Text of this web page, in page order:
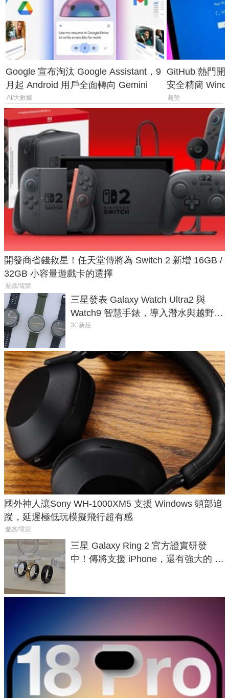
Google 宣布淘汰 Google Assistant，9
月起 Android 用戶全面轉向 Gemini
AI/大數據
GitHub 熱門開
安全精簡
後台追蹤
趨勢
開發商省錢救星！任天堂傳將為 Switch 2 新增 16GB /
32GB 小容量遊戲卡的選擇
遊戲/電競
三星發表 Galaxy Watch Ultra2 與
Watch9 智慧手錶，導入潛水與越野跑
導航功能
3C新品
國外神人讓Sony WH-1000XM5 支援 Windows 頭部追
蹤，延遲極低玩模擬飛行超有感
遊戲/電競
三星 Galaxy Ring 2 官方證實研發
中！傳將支援 iPhone，還有強大的 AI